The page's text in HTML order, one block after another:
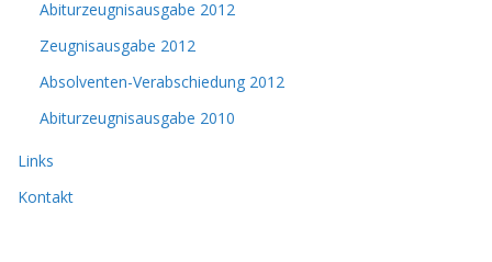
Abiturzeugnisausgabe 2012
Zeugnisausgabe 2012
Absolventen-Verabschiedung 2012
Abiturzeugnisausgabe 2010
Links
Kontakt